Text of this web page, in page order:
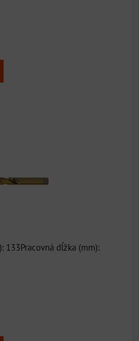
133Pracovná dĺžka (mm):